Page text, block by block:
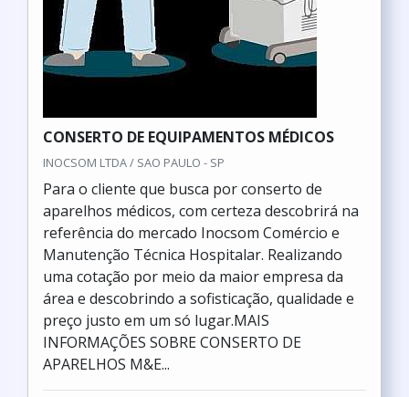
CONSERTO DE EQUIPAMENTOS MÉDICOS
INOCSOM LTDA / SAO PAULO - SP
Para o cliente que busca por conserto de
aparelhos médicos, com certeza descobrirá na
referência do mercado Inocsom Comércio e
Manutenção Técnica Hospitalar. Realizando
uma cotação por meio da maior empresa da
área e descobrindo a sofisticação, qualidade e
preço justo em um só lugar.MAIS
INFORMAÇÕES SOBRE CONSERTO DE
APARELHOS M&E...